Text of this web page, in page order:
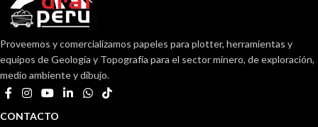
Proveemos y comercializamos papeles para plotter, herramientas y
equipos de Geología y Topografía para el sector minero, de exploración,
medio ambiente y dibujo.
CONTACTO